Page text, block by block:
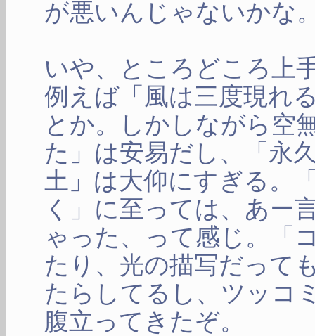
が悪いんじゃないかな
いや、ところどころ上
例えば「風は三度現れ
とか。しかしながら空
た」は安易だし、「永
土」は大仰にすぎる。
く」に至っては、あー
ゃった、って感じ。「
たり、光の描写だって
たらしてるし、ツッコ
腹立ってきたぞ。